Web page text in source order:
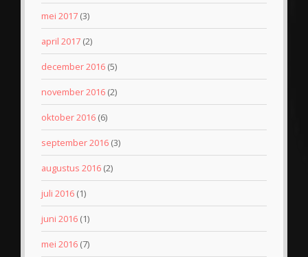
mei 2017 (3)
april 2017 (2)
december 2016 (5)
november 2016 (2)
oktober 2016 (6)
september 2016 (3)
augustus 2016 (2)
juli 2016 (1)
juni 2016 (1)
mei 2016 (7)